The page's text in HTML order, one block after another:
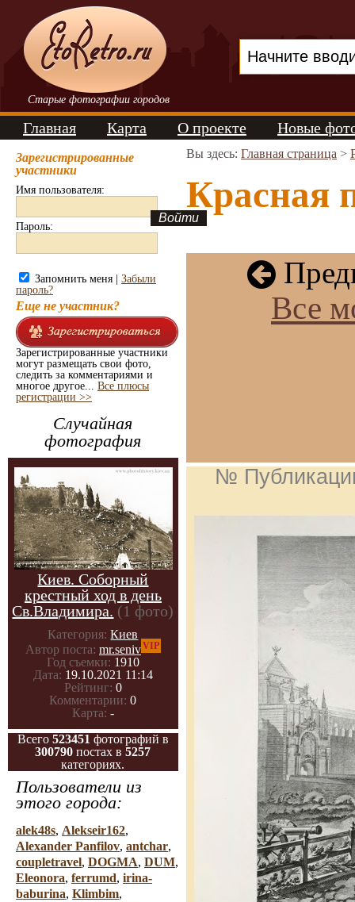
Старые фотографии городов
Главная Карта О проекте Новые
Зарегистрированные
участники
Имя пользователя:
Пароль:
Запомнить меня | Забыли
пароль?
Еще не участник?
Зарегистрированные участники
могут размещать свои фото,
следить за комментариями и
многое другое... Все плюсы
регистрации >>
Случайная
фотография
Киев. Соборный
крестный ход в день
Св.Владимира. (1 фото)
Категория: Киев
Автор поста: mr.senivVIP
Год съемки: 1910
Дата: 19.10.2021 11:14
Рейтинг: 0
Комментарии: 0
Карта: -
Всего 523451 фотографий в
300790 постах в5257
категориях.
Пользователи из
этого города:
alek48s, Alekseir162,
Alexander Panfilov, antchar,
coupletravel, DOGMA, DUM,
Eleonora, ferrumd, irina-
baburina, Klimbim,
Вы здесь: Главная страница >
Красная
Все
№